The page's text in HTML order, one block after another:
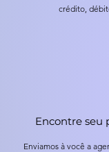
crédito,
Encontre seu
Enviamos à você a